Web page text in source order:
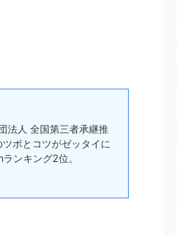
法人 全国第三者承継推
ボとコツがゼッタイに
ンキング2位。